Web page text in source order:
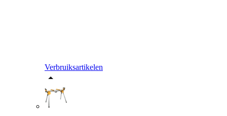
Verbruiksartikelen